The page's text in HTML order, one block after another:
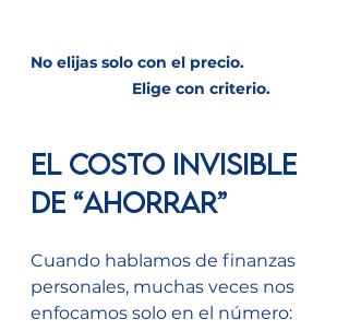
No elijas solo con el precio.
            Elige con criterio.
El costo invisible
de “ahorrar”
Cuando hablamos de finanzas
personales, muchas veces nos
enfocamos solo en el número: